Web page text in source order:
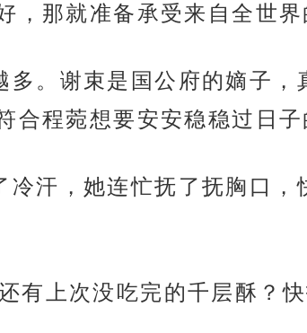
那就准备承受来自全世界
。谢束是国公府的嫡子，
程菀想要安安稳稳过日子
汗，她连忙抚了抚胸口，
有上次没吃完的千层酥？